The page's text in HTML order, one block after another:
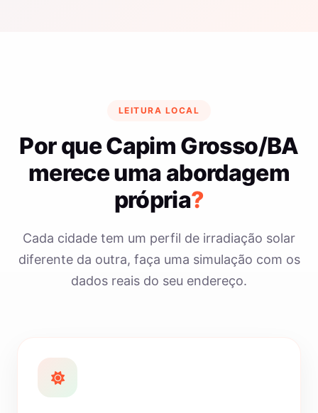
LEITURA LOCAL
Por que Capim Grosso/BA
merece uma abordagem
própria?
Cada cidade tem um perfil de irradiação solar
diferente da outra, faça uma simulação com os
dados reais do seu endereço.